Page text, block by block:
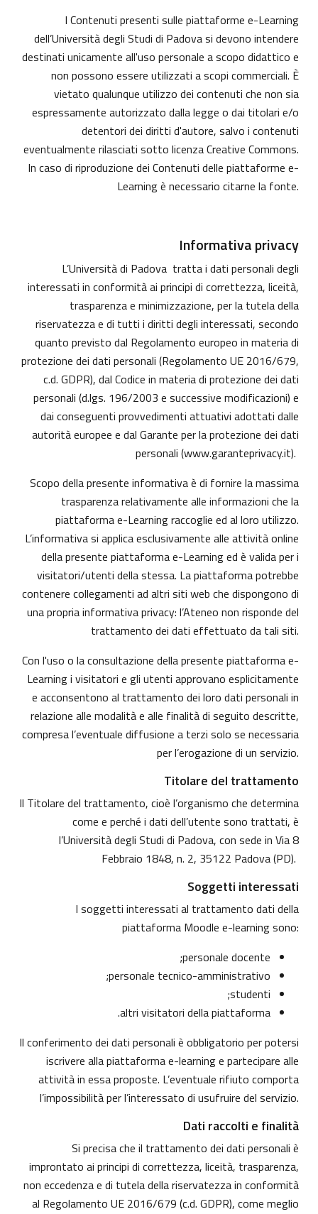
I Contenuti presenti sulle piattaforme e-Learning
dell’Università degli Studi di Padova si devono intendere
destinati unicamente all'uso personale a scopo didattico e
non possono essere utilizzati a scopi commerciali. È
vietato qualunque utilizzo dei contenuti che non sia
espressamente autorizzato dalla legge o dai titolari e/o
detentori dei diritti d'autore, salvo i contenuti
eventualmente rilasciati sotto licenza Creative Commons.
In caso di riproduzione dei Contenuti delle piattaforme e-
Learning è necessario citarne la fonte.
Informativa privacy
L’Università di Padova tratta i dati personali degli
interessati in conformità ai principi di correttezza, liceità,
trasparenza e minimizzazione, per la tutela della
riservatezza e di tutti i diritti degli interessati, secondo
quanto previsto dal Regolamento europeo in materia di
protezione dei dati personali (Regolamento UE 2016/679,
c.d. GDPR), dal Codice in materia di protezione dei dati
personali (d.lgs. 196/2003 e successive modificazioni) e
dai conseguenti provvedimenti attuativi adottati dalle
autorità europee e dal Garante per la protezione dei dati
personali (www.garanteprivacy.it).
Scopo della presente informativa è di fornire la massima
trasparenza relativamente alle informazioni che la
piattaforma e-Learning raccoglie ed al loro utilizzo.
L’informativa si applica esclusivamente alle attività online
della presente piattaforma e-Learning ed è valida per i
visitatori/utenti della stessa. La piattaforma potrebbe
contenere collegamenti ad altri siti web che dispongono di
una propria informativa privacy: l’Ateneo non risponde del
trattamento dei dati effettuato da tali siti.
Con l'uso o la consultazione della presente piattaforma e-
Learning i visitatori e gli utenti approvano esplicitamente
e acconsentono al trattamento dei loro dati personali in
relazione alle modalità e alle finalità di seguito descritte,
compresa l’eventuale diffusione a terzi solo se necessaria
per l’erogazione di un servizio.
Titolare del trattamento
Il Titolare del trattamento, cioè l’organismo che determina
come e perché i dati dell’utente sono trattati, è
l’Università degli Studi di Padova, con sede in Via 8
Febbraio 1848, n. 2, 35122 Padova (PD).
Soggetti interessati
I soggetti interessati al trattamento dati della
piattaforma Moodle e-learning sono:
personale docente;
personale tecnico-amministrativo;
studenti;
altri visitatori della piattaforma.
Il conferimento dei dati personali è obbligatorio per potersi
iscrivere alla piattaforma e-learning e partecipare alle
attività in essa proposte. L’eventuale rifiuto comporta
l’impossibilità per l’interessato di usufruire del servizio.
Dati raccolti e finalità
Si precisa che il trattamento dei dati personali è
improntato ai principi di correttezza, liceità, trasparenza,
non eccedenza e di tutela della riservatezza in conformità
al Regolamento UE 2016/679 (c.d. GDPR), come meglio